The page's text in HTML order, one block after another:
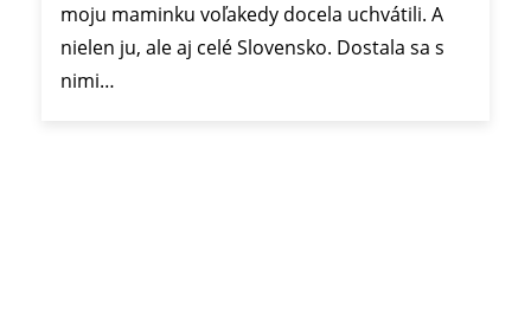
moju maminku voľakedy docela uchvátili. A
nielen ju, ale aj celé Slovensko. Dostala sa s
nimi…